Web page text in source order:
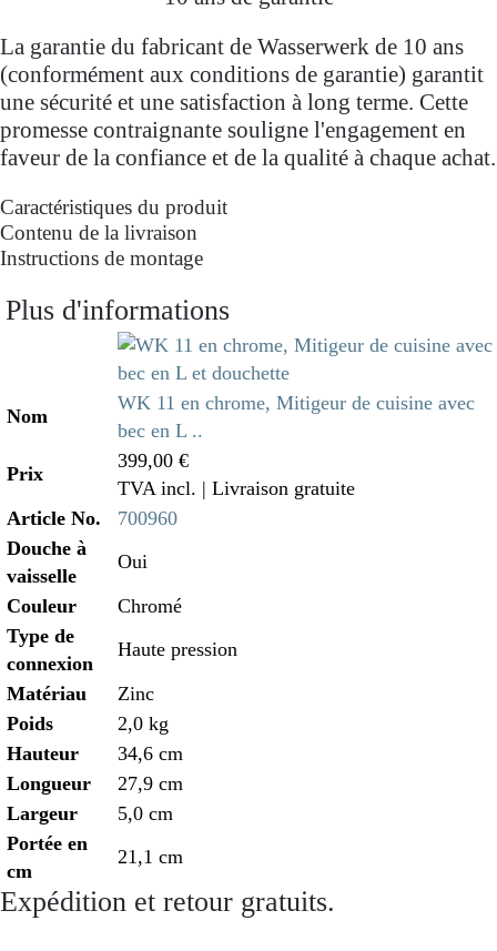
La garantie du fabricant de Wasserwerk de 10 ans
(conformément aux conditions de garantie) garantit
une sécurité et une satisfaction à long terme. Cette
promesse contraignante souligne l'engagement en
faveur de la confiance et de la qualité à chaque achat.
Caractéristiques du produit
Contenu de la livraison
Instructions de montage
Plus d'informations
Nom
WK 11 en chrome, Mitigeur de cuisine avec
bec en L ..
Prix
399,00 €
TVA incl. | Livraison gratuite
Article No.
700960
Douche à
vaisselle
Oui
Couleur
Chromé
Type de
connexion
Haute pression
Matériau
Zinc
Poids
2,0 kg
Hauteur
34,6 cm
Longueur
27,9 cm
Largeur
5,0 cm
Portée en
cm
21,1 cm
Expédition et retour gratuits.